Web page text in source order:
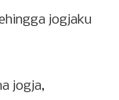
jogjaku
jogja,